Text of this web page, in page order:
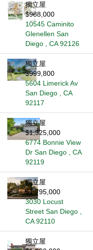
獨立屋
$988,000
10545 Caminito
Glenellen San
Diego , CA 92126
獨立屋
$999,800
5604 Limerick Av
San Diego , CA
92117
獨立屋
$1,325,000
6774 Bonnie View
Dr San Diego , CA
92119
獨立屋
$1,795,000
3030 Locust
Street San Diego ,
CA 92110
獨立屋